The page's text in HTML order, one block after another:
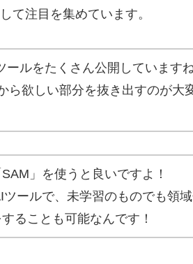
て注目を集めています。
ルをたくさん公開していますね
ら欲しい部分を抜き出すのが大
」を使うと良いですよ！
ールで、未学習のものでも領域
ることも可能なんです！